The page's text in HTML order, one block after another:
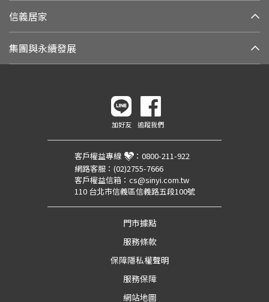
信義居家
集團與永續發展
加好友 追蹤我們
客戶權益專線 ： 0800-211-922
網路客服： (02)2755-7666
客戶權益信箱： cs@sinyi.com.tw
110 台北市信義區信義路五段100號
門市據點
服務條款
保障隱私權聲明
服務保障
網站地圖